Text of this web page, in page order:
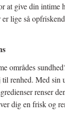
at give din intime
lige så
områdes
renhed. Med sin
renser
dig en frisk og